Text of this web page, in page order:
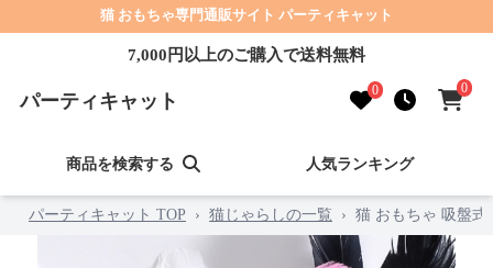
猫 おもちゃ専門通販サイト パーティキャット
7,000円以上のご購入で送料無料
パーティキャット 0 0
商品を検索する 人気ランキング
パーティキャット TOP › 猫じゃらしの一覧 › 猫 おもちゃ 吸盤式